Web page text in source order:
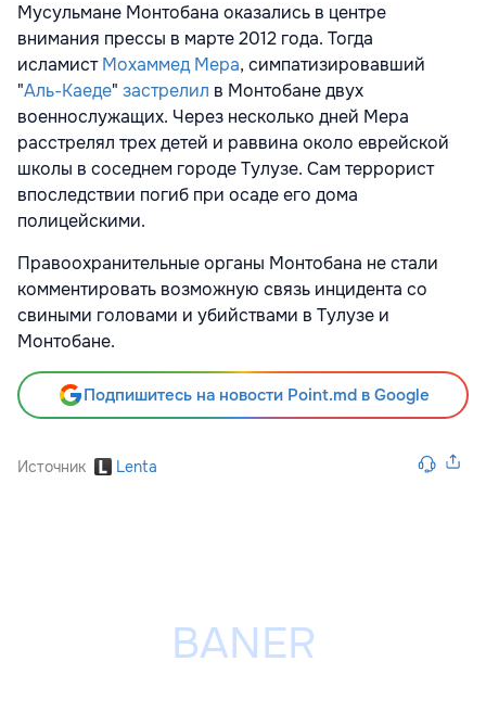
Мусульмане Монтобана оказались в центре
внимания прессы в марте 2012 года. Тогда
исламистМохаммед Мера, симпатизировавший
"Аль-Каеде" застрелил в Монтобане двух
военнослужащих. Через несколько дней Мера
расстрелял трех детей и раввина около еврейской
школы в соседнем городе Тулузе. Сам террорист
впоследствии погиб при осаде его дома
полицейскими.
Правоохранительные органы Монтобана не стали
комментировать возможную связь инцидента со
свиными головами и убийствами в Тулузе и
Монтобане.
Подпишитесь на новости Point.md в Google
Источник Lenta